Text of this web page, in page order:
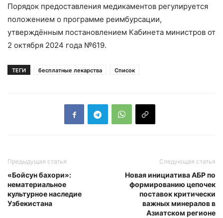
Порядок предоставления медикаментов регулируется
положением о программе реимбурсации,
утверждённым постановлением Кабинета министров от
2 октября 2024 года №619.
ТЕГИ бесплатные лекарства Список
Предыдущая статья
«Бойсун бахори»:
нематериальное
культурное наследие
Узбекистана
Следующая статья
Новая инициатива АБР по
формированию цепочек
поставок критически
важных минералов в
Азиатском регионе